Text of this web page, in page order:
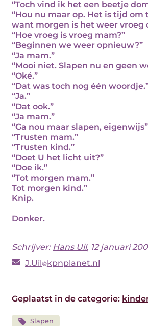
“Toch vind ik het een beetje
“Hou nu maar op. Het is tijd om
want morgen is het weer vroeg
“Hoe vroeg is vroeg mam?”
“Beginnen we weer opnieuw?”
“Ja mam.”
“Mooi niet. Slapen nu en geen
“Oké.”
“Dat was toch nog één
“Ja.”
“Dat ook.”
“Ja mam.”
“Ga nou maar slapen, eigenwijs”
“Trusten mam.”
“Trusten kind.”
“Doet U het licht uit?”
“Doe ik.”
“Tot morgen mam.”
Tot morgen kind.”
Knip.
Donker.
Schrijver: Hans Uil, 12 januari
J.Uil kpnplanet.nl
Geplaatst in de categorie:
Slapen